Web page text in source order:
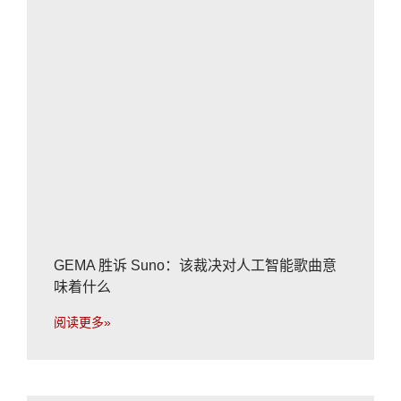
GEMA 胜诉 Suno：该裁决对人工智能歌曲意
味着什么
阅读更多»